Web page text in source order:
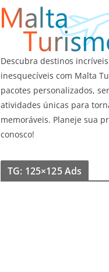
Descubra destinos
inesquecíveis com Malta
pacotes personalizados,
atividades únicas para
memoráveis. Planeje sua
conosco!
TG: 125×125 Ads